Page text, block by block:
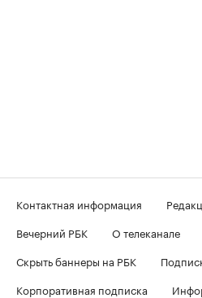
Контактная информация
Вечерний РБК
О телеканале
Скрыть баннеры на РБК
Корпоративная подписка